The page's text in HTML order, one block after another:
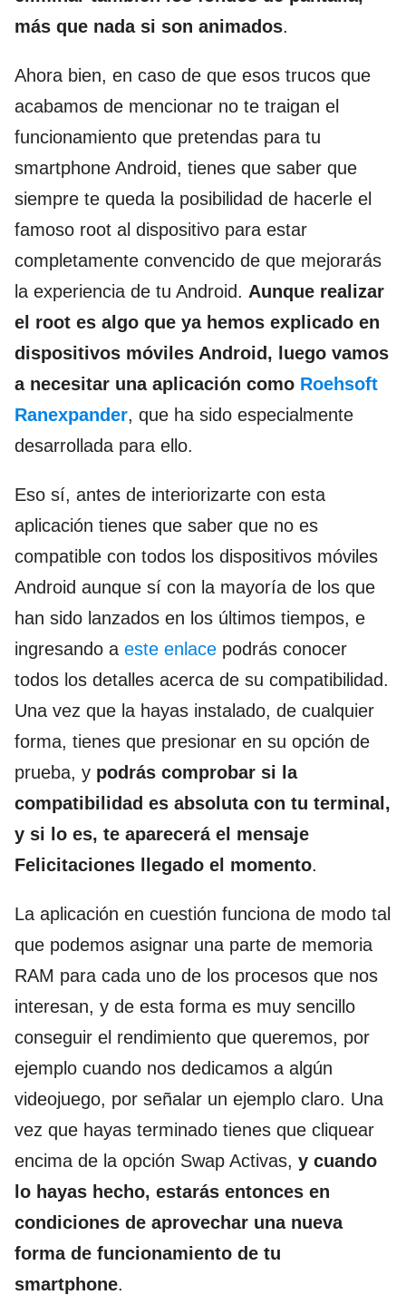
más que nada si son animados.
Ahora bien, en caso de que esos trucos que
acabamos de mencionar no te traigan el
funcionamiento que pretendas para tu
smartphone Android, tienes que saber que
siempre te queda la posibilidad de hacerle el
famoso root al dispositivo para estar
completamente convencido de que mejorarás
la experiencia de tu Android. Aunque realizar
el root es algo que ya hemos explicado en
dispositivos móviles Android, luego vamos
a necesitar una aplicación como Roehsoft
Ranexpander, que ha sido especialmente
desarrollada para ello.
Eso sí, antes de interiorizarte con esta
aplicación tienes que saber que no es
compatible con todos los dispositivos móviles
Android aunque sí con la mayoría de los que
han sido lanzados en los últimos tiempos, e
ingresando a este enlace podrás conocer
todos los detalles acerca de su compatibilidad.
Una vez que la hayas instalado, de cualquier
forma, tienes que presionar en su opción de
prueba, y podrás comprobar si la
compatibilidad es absoluta con tu terminal,
y si lo es, te aparecerá el mensaje
Felicitaciones llegado el momento.
La aplicación en cuestión funciona de modo tal
que podemos asignar una parte de memoria
RAM para cada uno de los procesos que nos
interesan, y de esta forma es muy sencillo
conseguir el rendimiento que queremos, por
ejemplo cuando nos dedicamos a algún
videojuego, por señalar un ejemplo claro. Una
vez que hayas terminado tienes que cliquear
encima de la opción Swap Activas, y cuando
lo hayas hecho, estarás entonces en
condiciones de aprovechar una nueva
forma de funcionamiento de tu
smartphone.